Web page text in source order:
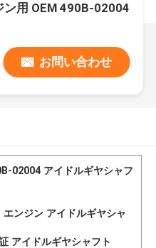
ン用 OEM 490B-02004
月保証付き
お問い合わせ
02004 アイドルギヤシャフ
エンジン アイドルギヤシャ
アイドルギヤシャフト